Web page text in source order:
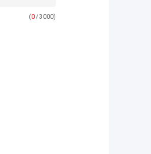
(0/ 3000)